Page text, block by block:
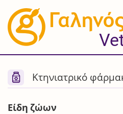
Κτηνιατρικό
Είδη ζώων